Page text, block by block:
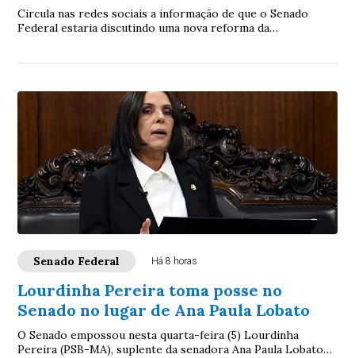
Circula nas redes sociais a informação de que o Senado
Federal estaria discutindo uma nova reforma da
Senado Federal Há 8 horas
Lourdinha Pereira toma posse no
Senado no lugar de Ana Paula Lobato
O Senado empossou nesta quarta-feira (5) Lourdinha
Pereira (PSB-MA), suplente da senadora Ana Paula Lobato